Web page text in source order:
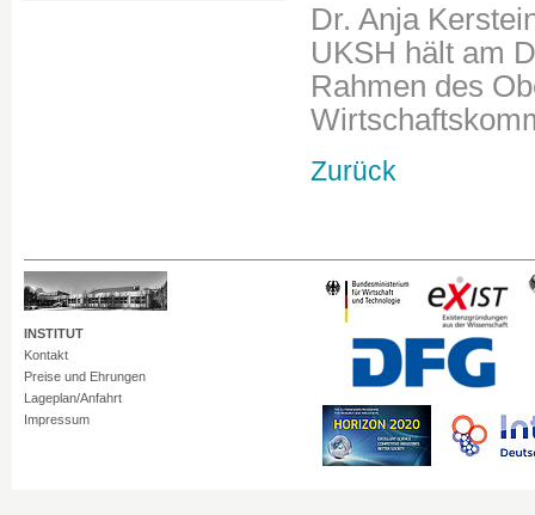
Dr. Anja
UKSH hält am
Rahmen des
Zurück
INSTITUT
Kontakt
Preise und Ehrungen
Lageplan/Anfahrt
Impressum